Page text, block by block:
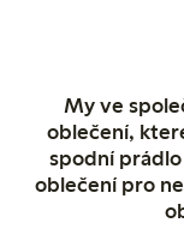
My ve
oblečení,
spodní
oblečení pro